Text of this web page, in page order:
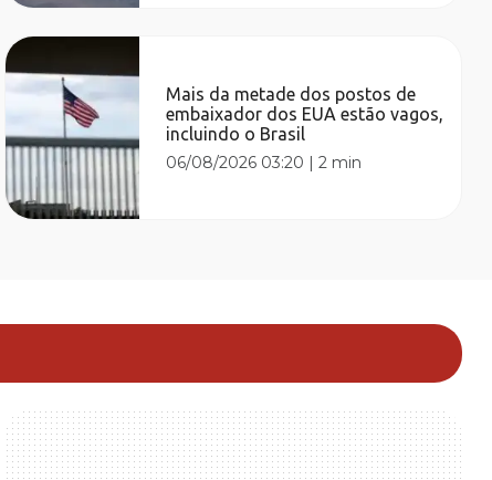
Mais da metade dos postos de
embaixador dos EUA estão vagos,
incluindo o Brasil
06/08/2026 03:20 |2 min